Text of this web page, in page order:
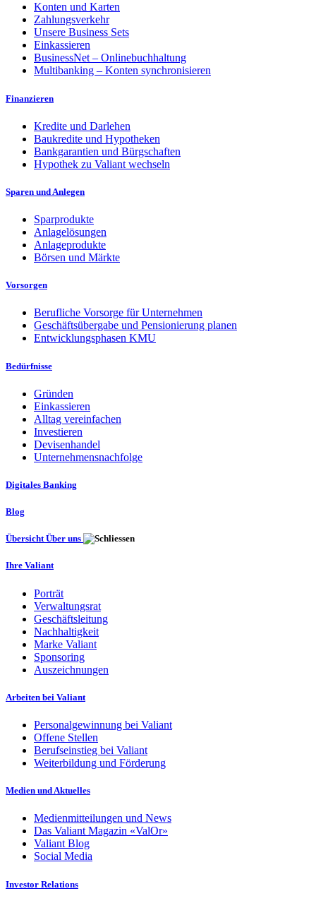
Konten und Karten
Zahlungsverkehr
Unsere Business Sets
Einkassieren
BusinessNet – Onlinebuchhaltung
Multibanking – Konten synchronisieren
Finanzieren
Kredite und Darlehen
Baukredite und Hypotheken
Bankgarantien und Bürgschaften
Hypothek zu Valiant wechseln
Sparen und Anlegen
Sparprodukte
Anlagelösungen
Anlageprodukte
Börsen und Märkte
Vorsorgen
Berufliche Vorsorge für Unternehmen
Geschäftsübergabe und Pensionierung planen
Entwicklungsphasen KMU
Bedürfnisse
Gründen
Einkassieren
Alltag vereinfachen
Investieren
Devisenhandel
Unternehmensnachfolge
Digitales Banking
Blog
Übersicht Über uns
Ihre Valiant
Porträt
Verwaltungsrat
Geschäftsleitung
Nachhaltigkeit
Marke Valiant
Sponsoring
Auszeichnungen
Arbeiten bei Valiant
Personalgewinnung bei Valiant
Offene Stellen
Berufseinstieg bei Valiant
Weiterbildung und Förderung
Medien und Aktuelles
Medienmitteilungen und News
Das Valiant Magazin «ValOr»
Valiant Blog
Social Media
Investor Relations